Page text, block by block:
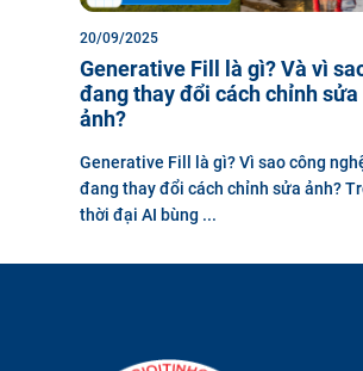
20/09/2025
Generative Fill là gì? Và vì
đang thay đổi cách chỉnh sửa
ảnh?
Generative Fill là gì? Vì sao công
đang thay đổi cách chỉnh sửa ảnh?
thời đại AI bùng ...